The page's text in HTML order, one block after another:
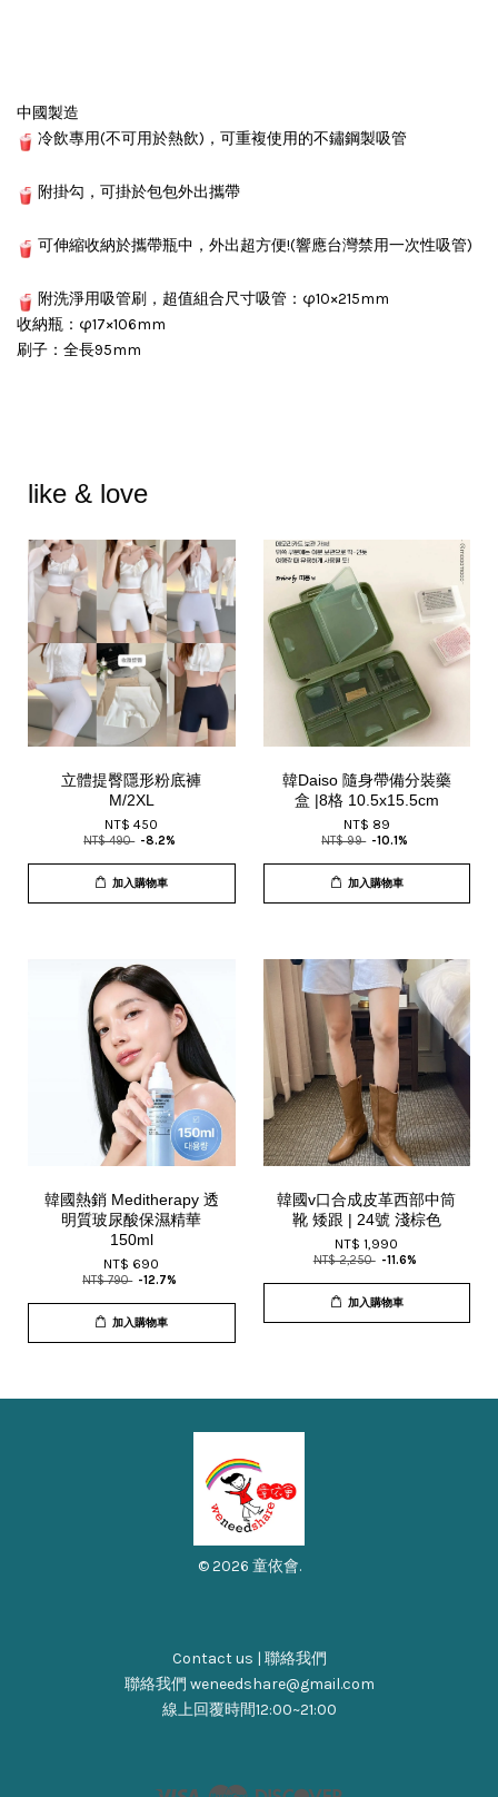
中國製造
冷飲專用(不可用於熱飲)，可重複使用的不鏽鋼製吸管
附掛勾，可掛於包包外出攜帶
可伸縮收納於攜帶瓶中，外出超方便!(響應台灣禁用一次性吸管)
附洗淨用吸管刷，超值組合尺寸吸管：φ10×215mm
收納瓶：φ17×106mm
刷子：全長95mm
like & love
立體提臀隱形粉底褲
M/2XL
NT$ 450
NT$ 490 -8.2%
加入購物車
韓Daiso 隨身帶備分裝藥
盒 |8格 10.5x15.5cm
NT$ 89
NT$ 99 -10.1%
加入購物車
韓國熱銷 Meditherapy 透
明質玻尿酸保濕精華
150ml
NT$ 690
NT$ 790 -12.7%
加入購物車
韓國v口合成皮革西部中筒
靴 矮跟 | 24號 淺棕色
NT$ 1,990
NT$ 2,250 -11.6%
加入購物車
© 2026 童依會.
Contact us | 聯絡我們
聯絡我們 weneedshare@gmail.com
線上回覆時間12:00~21:00
Visa Master